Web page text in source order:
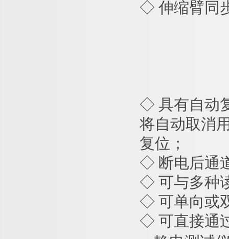
◇ 伸缩臂同
◇ 具有自动
将自动取消
复位；
◇ 断电后通
◇ 可与多种
◇ 可单向或
◇ 可直接通